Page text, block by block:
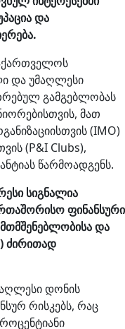
და
და უმაღლესი
გამგებლობას
მათ
(IMO)
(P&I Clubs),
წარმოადგენს.
სიგნალია
ფინანსური
და
ძირითად
დონის
რისკებს, რაც